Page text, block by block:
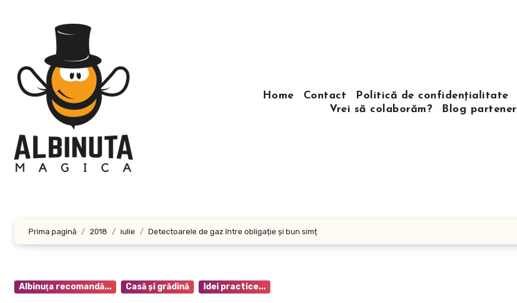
Home Contact Politică de confidențialitate
Vrei să colaborăm?
Blog partener
Prima pagină 2018 iulie Detectoarele de gaz între obligație și bun simț
Albinuţa recomandă... Casă şi grădină Idei practice...